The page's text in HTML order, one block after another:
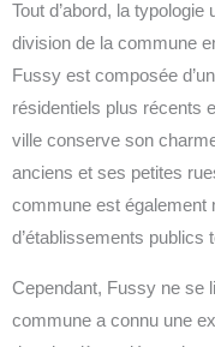
Tout d’abord, la
division de la commune
Fussy est composée
résidentiels plus récents
ville conserve son
anciens et ses petites
commune est également
d’établissements publics
Cependant, Fussy ne se
commune a connu une